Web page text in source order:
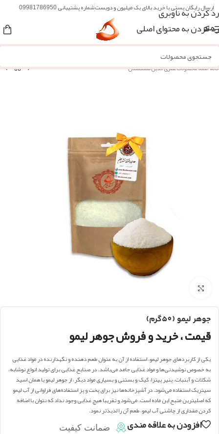
رد کردن به ناوبری
رد کردن به محتوای اصلی
ارسال رایگان پستی با خرید بالای یک میلیون و دویستشماره پشتیبانی 09981786950
منو
خانه/همه محصولات عطاری آنلاین مُشکستان
جوهر لیمو (50گرم)
قیمت ، خرید و فروش جوهر لیمو
یکی از کاربرد‌های جوهر لیمو، استفاده از آن به عنوان طعم دهنده و نگهدارنده در مواد غذایی
به خصوص نوشیدنی‎‌ها و مواد غذایی جامد می‌‎باشد. در صنایع غذایی برای تولید انواع نوشابه،
شکلات و آب‎نبات، پنیر پیتزا، کیک و بستنی و بسیاری مواد دیگر، از جوهر لیمو یا همان اسید
سیتریک استفاده می‌‎شود. در آشپزخانه‎‌ها نیز برای پخت و پز استفاده‎‌های فراوانی از آب لیمو
که اصلی‎ترین منبع این ماده است، می‌‎شود و تقریبا هیچ غذایی وجود نداد که نتوان با اضافه
کردن مقداری از چاشنی آب لیمو، طعم آن را لذیذتر نمود.
افزودن به علاقه مندی ضمانت کیفیت